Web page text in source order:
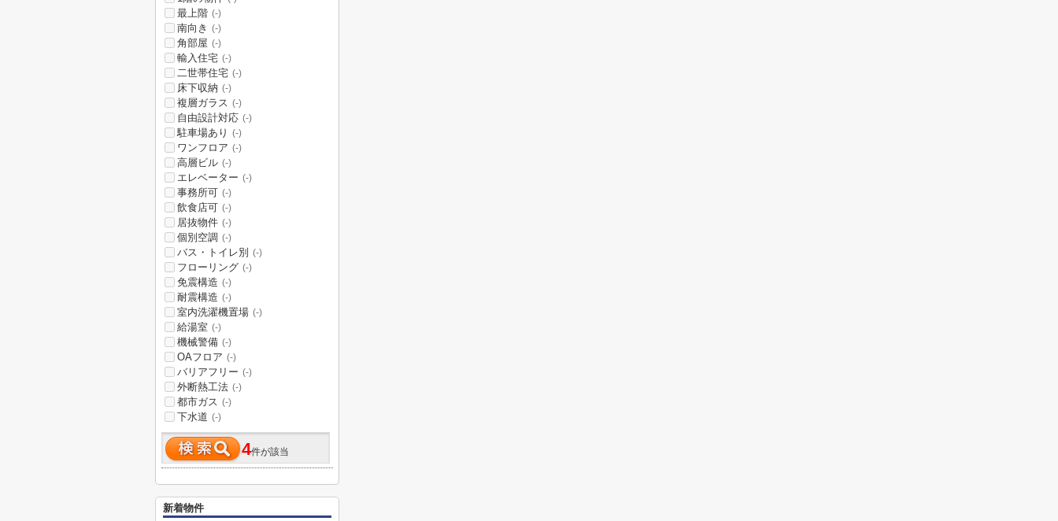
最上階 (-)
南向き (-)
角部屋 (-)
輸入住宅 (-)
二世帯住宅 (-)
床下収納 (-)
複層ガラス (-)
自由設計対応 (-)
駐車場あり (-)
ワンフロア (-)
高層ビル (-)
エレベーター (-)
事務所可 (-)
飲食店可 (-)
居抜物件 (-)
個別空調 (-)
バス・トイレ別 (-)
フローリング (-)
免震構造 (-)
耐震構造 (-)
室内洗濯機置場 (-)
給湯室 (-)
機械警備 (-)
OAフロア (-)
バリアフリー (-)
外断熱工法 (-)
都市ガス (-)
下水道 (-)
4件が該当
新着物件